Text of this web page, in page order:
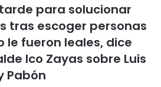
para solucionar
tras escoger personas
le fueron leales, dice
Ico Zayas sobre Luis
Pabón